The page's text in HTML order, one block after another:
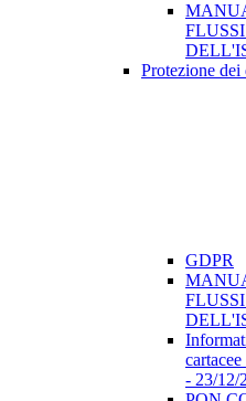
Protezione dei
GDPR
- 23/12/